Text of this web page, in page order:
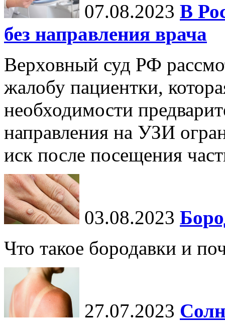
07.08.2023 В
без направления врача
Верховный суд РФ
жалобу пациентки,
необходимости
направления на УЗИ
иск после посещения
03.08.2023
Что такое бородавки и
27.07.2023